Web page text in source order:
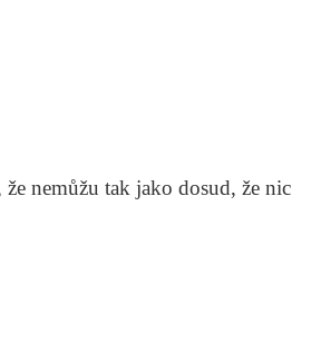
nemůžu tak jako dosud, že nic